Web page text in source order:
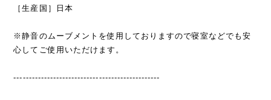
［生産国］日本
※静音のムーブメントを使用しておりますので寝室などでも安
心してご使用いただけます。
------------------------------------------------